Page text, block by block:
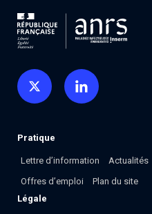
Pratique
Lettre d’information Actualités
Offres d’emploi
Plan du site
Légale